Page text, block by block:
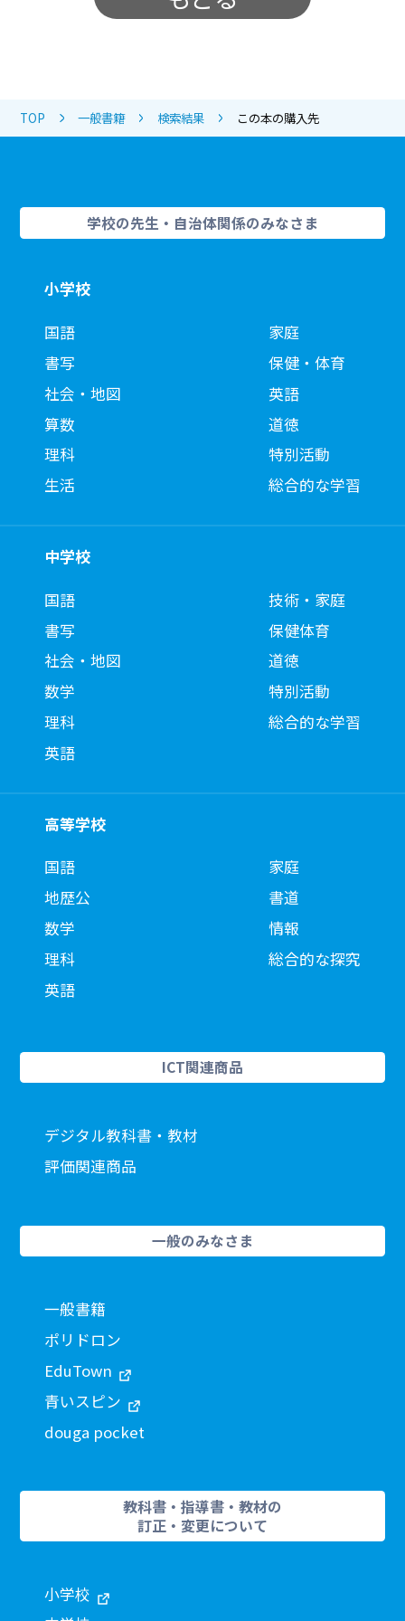
TOP 一般書籍 検索結果 この本の購入先
学校の先生・自治体関係のみなさま
小学校
国語
書写
社会・地図
算数
理科
生活
家庭
保健・体育
英語
道徳
特別活動
総合的な学習
中学校
国語
書写
社会・地図
数学
理科
英語
技術・家庭
保健体育
道徳
特別活動
総合的な学習
高等学校
国語
地歴公
数学
理科
英語
家庭
書道
情報
総合的な探究
ICT関連商品
デジタル教科書・教材
評価関連商品
一般のみなさま
一般書籍
ポリドロン
EduTown
青いスピン
douga pocket
教科書・指導書・教材の
訂正・変更について
小学校